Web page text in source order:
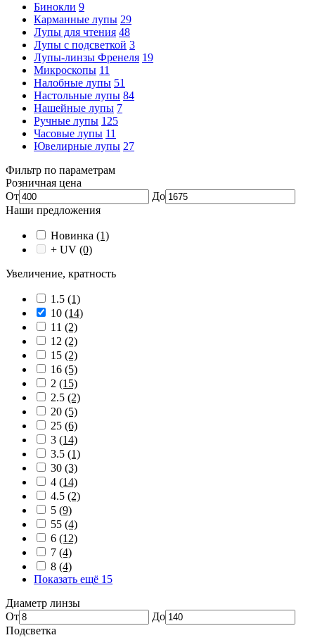
Бинокли 9
Карманные лупы 29
Лупы для чтения 48
Лупы с подсветкой 3
Лупы-линзы Френеля 19
Микроскопы 11
Налобные лупы 51
Настольные лупы 84
Нашейные лупы 7
Ручные лупы 125
Часовые лупы 11
Ювелирные лупы 27
Фильтр по параметрам
Розничная цена
От
До
Наши предложения
Новинка (1)
+ UV (0)
Увеличение, кратность
1.5 (1)
10 (14)
11 (2)
12 (2)
15 (2)
16 (5)
2 (15)
2.5 (2)
20 (5)
25 (6)
3 (14)
3.5 (1)
30 (3)
4 (14)
4.5 (2)
5 (9)
55 (4)
6 (12)
7 (4)
8 (4)
Показать ещё 15
Диаметр линзы
От
До
Подсветка